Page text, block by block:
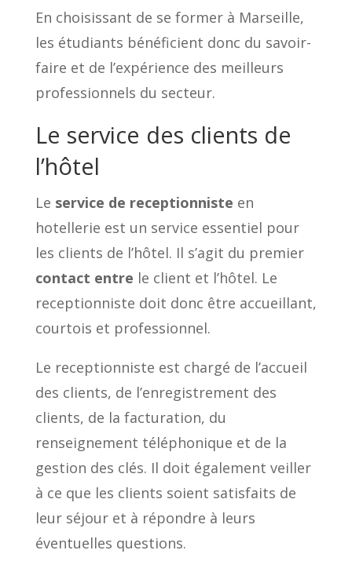
En choisissant de se former à Marseille,
les étudiants bénéficient donc du savoir-
faire et de l’expérience des meilleurs
professionnels du secteur.
Le service des clients de
l’hôtel
Le service de receptionniste en
hotellerie est un service essentiel pour
les clients de l’hôtel. Il s’agit du premier
contact entre le client et l’hôtel. Le
receptionniste doit donc être accueillant,
courtois et professionnel.
Le receptionniste est chargé de l’accueil
des clients, de l’enregistrement des
clients, de la facturation, du
renseignement téléphonique et de la
gestion des clés. Il doit également veiller
à ce que les clients soient satisfaits de
leur séjour et à répondre à leurs
éventuelles questions.